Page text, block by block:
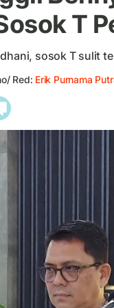
T
sosok T sulit
Red: Erik Purnama